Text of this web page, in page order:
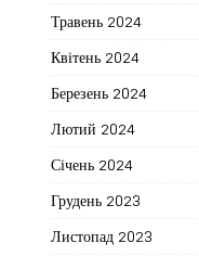
Травень 2024
Квітень 2024
Березень 2024
Лютий 2024
Січень 2024
Грудень 2023
Листопад 2023